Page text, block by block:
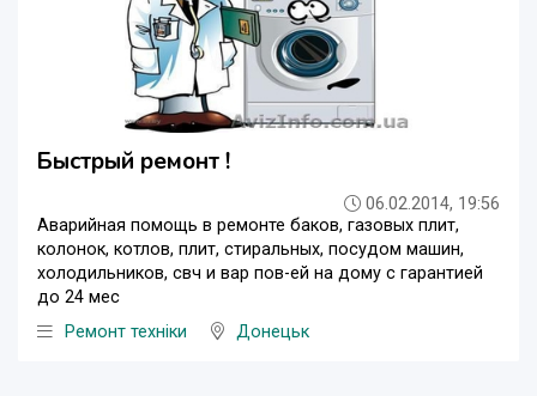
Быстрый ремонт !
06.02.2014, 19:56
Аварийная помощь в ремонте баков, газовых плит,
колонок, котлов, плит, стиральных, посудом машин,
холодильников, свч и вар пов-ей на дому с гарантией
до 24 мес
Ремонт техніки
Донецьк